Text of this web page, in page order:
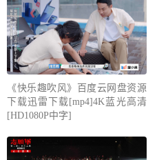
《快乐趣吹风》百度云网盘资源
下载迅雷下载[mp4]4K蓝光高清
[HD1080P中字]